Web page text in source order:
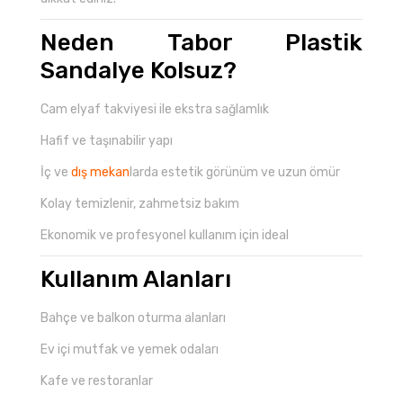
Neden Tabor Plastik
Sandalye Kolsuz?
Cam elyaf takviyesi ile ekstra sağlamlık
Hafif ve taşınabilir yapı
İç ve dış mekan larda estetik görünüm ve uzun ömür
Kolay temizlenir, zahmetsiz bakım
Ekonomik ve profesyonel kullanım için ideal
Kullanım Alanları
Bahçe ve balkon oturma alanları
Ev içi mutfak ve yemek odaları
Kafe ve restoranlar